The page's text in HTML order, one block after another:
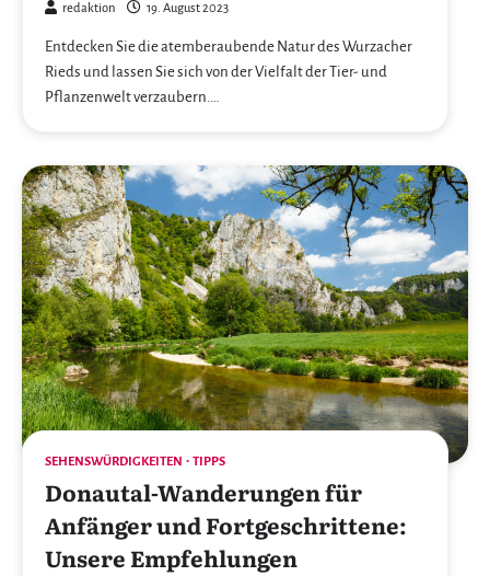
redaktion 19. August 2023
Entdecken Sie die atemberaubende Natur des Wurzacher
Rieds und lassen Sie sich von der Vielfalt der Tier- und
Pflanzenwelt verzaubern.…
SEHENSWÜRDIGKEITEN TIPPS
Donautal-Wanderungen für
Anfänger und Fortgeschrittene:
Unsere Empfehlungen